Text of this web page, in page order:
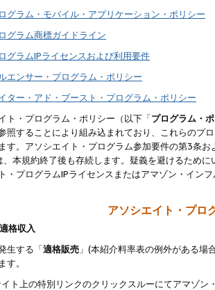
グラム・モバイル・アプリケーション・ポリシー
グラム商標ガイドライン
グラムIPライセンスおよび利用要件
エンサー・プログラム・ポリシー
ター・アド・ブースト・プログラム・ポリシー
ト・プログラム・ポリシー（以下「プログラム・
照することにより組み込まれており、これらのプ
す。アソシエイト・プログラム参加要件の第3条
、本規約終了後も存続します。疑義を避けるため
・プログラムIPライセンスまたはアマゾン・イン
アソシエイト・プロ
格収入
生する「適格販売 」(本紹介料率表の例外がある
す。
ト上の特別リンクのクリックスルーにてアマゾン